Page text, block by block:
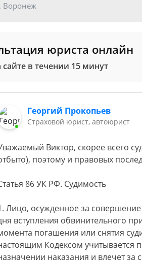
Воронеж
юриста онлайн
сайте в течении 15 минут
Георгий Прокопьев
Страховой юрист, автоюрист
Виктор, скорее всего
поэтому и правовых
86 УК РФ. Судимость
Лицо, осужденное за
вступления обвинительного
погашения или снятия
Кодексом учитывается
наказания и влечет